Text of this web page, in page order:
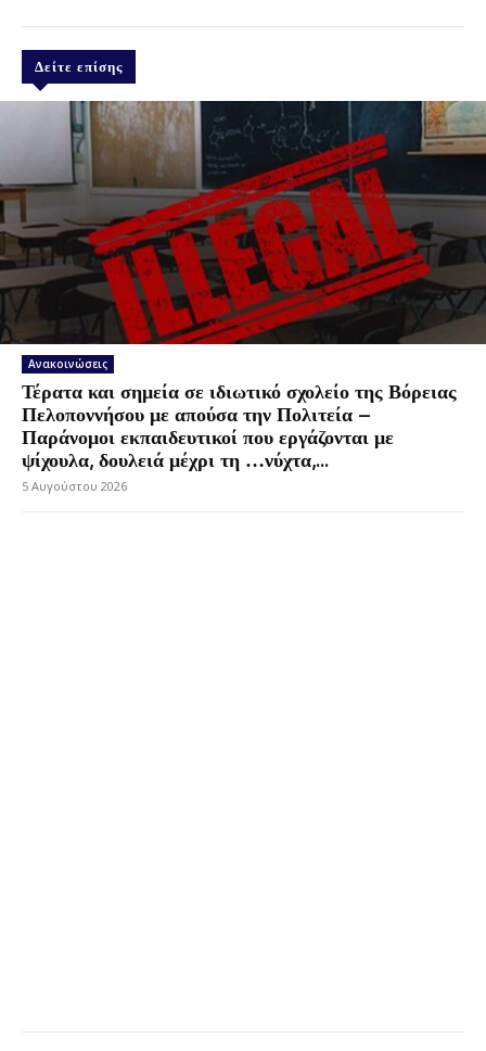
Δείτε επίσης
Ανακοινώσεις
Τέρατα και σημεία σε ιδιωτικό σχολείο της Βόρειας
Πελοποννήσου με απούσα την Πολιτεία –
Παράνομοι εκπαιδευτικοί που εργάζονται με
ψίχουλα, δουλειά μέχρι τη …νύχτα,...
5 Αυγούστου 2026